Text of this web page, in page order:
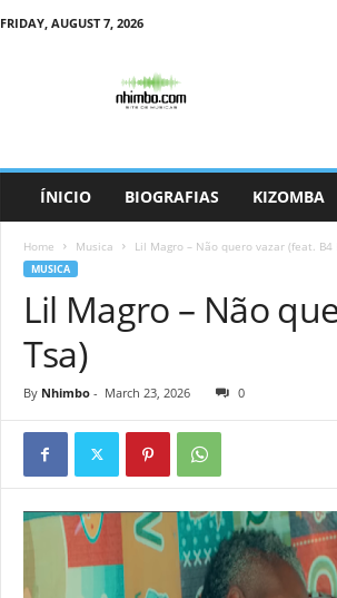
FRIDAY, AUGUST 7, 2026
ÍNICIO BIOGRAFIAS KIZOMBA
Home Musica Lil Magro – Não quero vazar (feat. B4
MUSICA
Lil Magro – Não
Tsa)
By Nhimbo- March 23, 2026 0